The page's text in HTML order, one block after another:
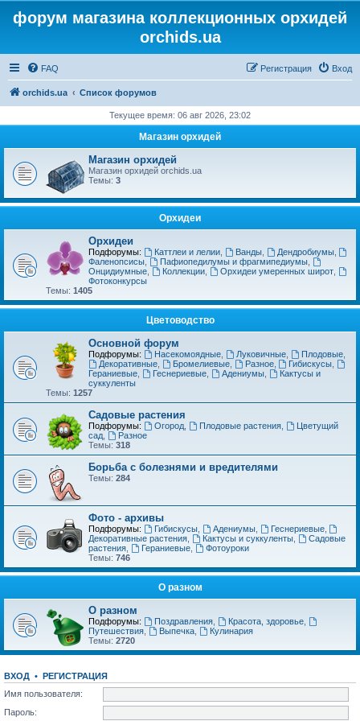
форум магазина коллекционных орхидей
orchids.ua
FAQ Вход
Регистрация
orchids.ua Список форумов
Текущее время: 06 авг 2026, 23:02
Магазин орхидей
Магазин орхидей
Магазин орхидей orchids.ua
Темы: 3
Орхидеи
Орхидеи
Подфорумы: Каттлеи и лелии, Ванды, Дендробиумы,
Фаленопсисы
Пафиопедилумы и фрагмипедиумы,
Онцидиумные
Коллекции, Орхидеи умеренных широт,
Фотоконкурсы
Темы: 1405
Цветоводство
Основной форум
Подфорумы: Насекомоядные, Луковичные, Плодовые,
Декоративные, Бромелиевые, Разное, Гибискусы
Гераниевые
Геснериевые, Адениумы,
Кактусы и
суккуленты
Темы: 1257
Садовые растения
Подфорумы: Огород, Плодовые растения,
Цветущий
сад
Разное
Темы: 318
Борьба с болезнями и вредителями
Темы: 284
Фото - архивы
Подфорумы: Гибискусы, Адениумы, Геснериевые,
Декоративные растения
Кактусы и суккуленты,
Садовые
растения
Гераниевые,
Фотоуроки
Темы: 746
О разном
О разном
Подфорумы: Поздравления, Красота, здоровье,
Путешествия
Выпечка,
Кулинария
Темы: 2720
ВХОД • РЕГИСТРАЦИЯ
Имя пользователя:
Пароль: